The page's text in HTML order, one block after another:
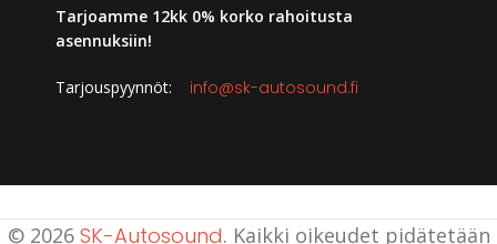
Tarjoamme 12kk 0% korko rahoitusta
asennuksiin!
Tarjouspyynnöt: info@sk-autosound.fi
© 2026 SK-Autosound. Kaikki oikeudet pidätetään